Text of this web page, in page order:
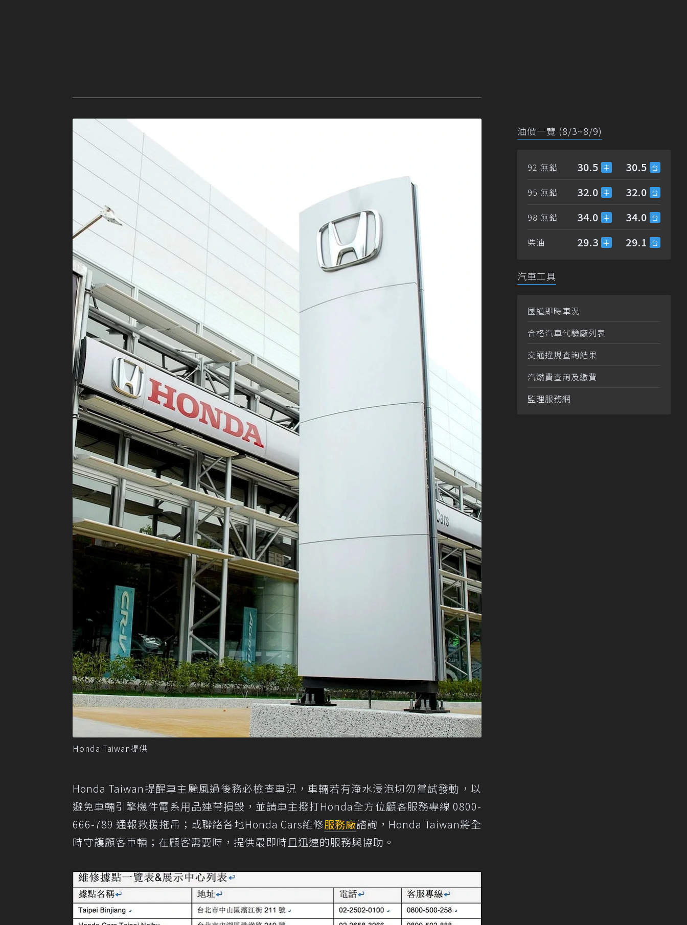
Honda Taiwan提供
Honda Taiwan提醒車主颱風過後務必檢查車況，車輛若有淹水浸泡切勿嘗試發動，以
避免車輛引擎機件電系用品連帶損毀，並請車主撥打Honda全方位顧客服務專線 0800-
666-789 通報救援拖吊；或聯絡各地Honda Cars維修服務廠諮詢，Honda Taiwan將全
時守護顧客車輛；在顧客需要時，提供最即時且迅速的服務與協助。
油價一覽 (8/3~8/9)
92 無鉛 30.5 30.5
95 無鉛 32.0 32.0
98 無鉛 34.0 34.0
柴油 29.3 29.1
汽車工具
國道即時車況
合格汽車代驗廠列表
交通違規查詢結果
汽燃費查詢及繳費
監理服務網